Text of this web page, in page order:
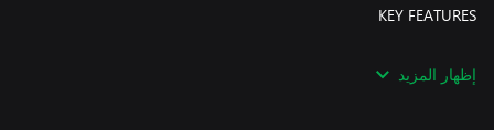
Enjoy original new puzzles, and examine concealed objects and
إظهار المزيد